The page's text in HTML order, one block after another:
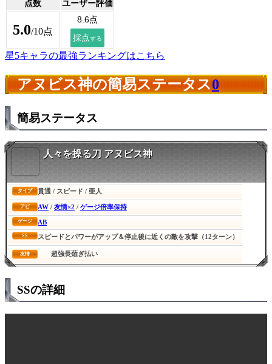
点数 ユーザー評価
5.0/10点
星5キャラの最強ランキングはこちら
アヌビス神の簡易ステータス0
簡易ステータス
人々を操る刀 アヌビス神
タイプ 貫通 / スピード / 亜人
アビ AW / 友情×2 / ゲージ倍率保持
ゲージ AB
SS スピードとパワーがアップ＆停止後に近くの敵を攻撃（12ターン）
友情 超強長薙ぎ払い
SSの詳細